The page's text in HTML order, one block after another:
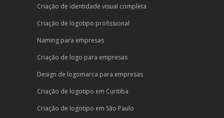
Criação de identidade visual completa
Criação de logotipo profissional
Naming para empresas
Criação de logo para empresas
Design de logomarca para empresas
Criação de logotipo em Curitiba
Criação de logotipo em São Paulo